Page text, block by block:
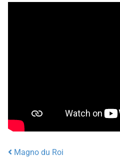
Magno du Roi